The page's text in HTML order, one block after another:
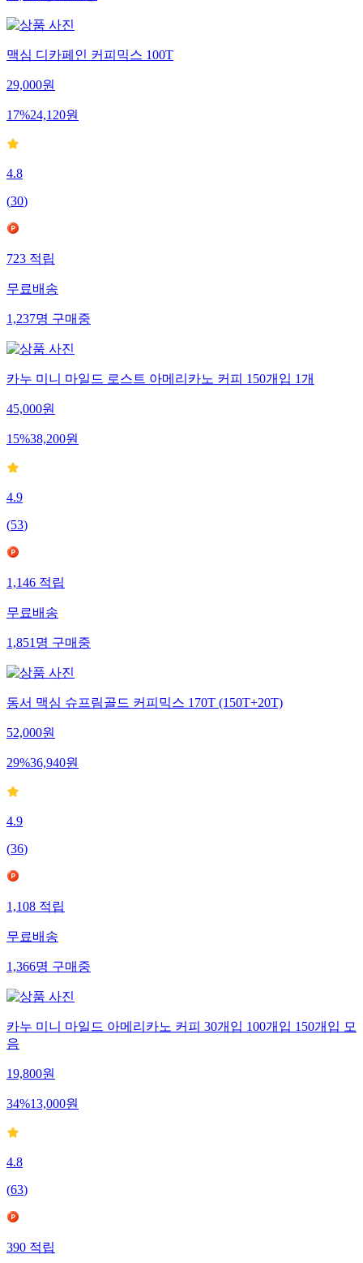
맥심 디카페인 커피믹스 100T
29,000원
17%24,120원
4.8
(30)
723 적립
무료배송
1,237명 구매중
카누 미니 마일드 로스트 아메리카노 커피 150개입 1개
45,000원
15%38,200원
4.9
(53)
1,146 적립
무료배송
1,851 명 구매중
동서 맥심 슈프림골드 커피믹스 170T (150T+20T)
52,000원
29%36,940원
4.9
(36)
1,108 적립
무료배송
1,366명 구매중
카누 미니 마일드 아메리카노 커피 30개입 100개입 150개입 모
음
19,800원
34%13,000원
4.8
(63)
390 적립